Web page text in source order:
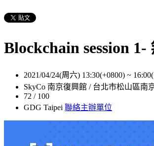
Blockchain session
2021/04/24(周六) 13:30(+0800) ~
SkyCo 南京復興館 / 台北市松山區南
72 / 100
GDG Taipei 聯絡主辦單位